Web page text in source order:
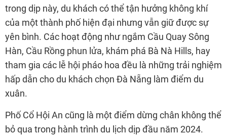
trong dịp này, du khách có thể tận hưởng không khí
của một thành phố hiện đại nhưng vẫn giữ được sự
yên bình. Các hoạt động như ngắm Cầu Quay Sông
Hàn, Cầu Rồng phun lửa, khám phá Bà Nà Hills, hay
tham gia các lễ hội pháo hoa đều là những trải nghiệm
hấp dẫn cho du khách chọn Đà Nẵng làm điểm du
xuân.
Phố Cổ Hội An cũng là một điểm dừng chân không thể
bỏ qua trong hành trình du lịch dịp đầu năm 2024.